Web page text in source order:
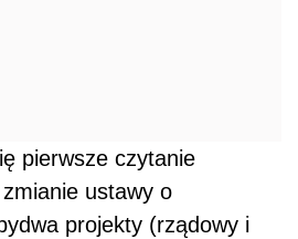
pierwsze czytanie
ustawy o
projekty (rządowy i